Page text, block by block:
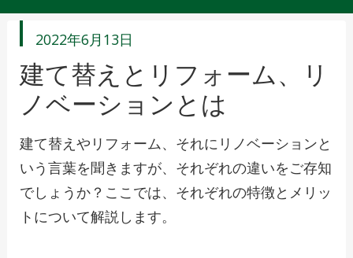
投
日
2022年6月13日
建て替えとリフォーム、リ
ノベーションとは
建て替えやリフォーム、それにリノベーションと
いう言葉を聞きますが、それぞれの違いをご存知
でしょうか？ここでは、それぞれの特徴とメリッ
トについて解説します。